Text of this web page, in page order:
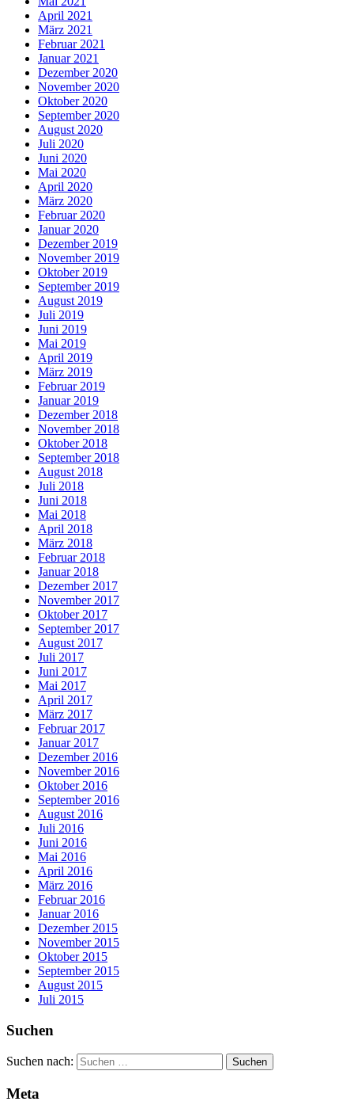
April 2021
März 2021
Februar 2021
Januar 2021
Dezember 2020
November 2020
Oktober 2020
September 2020
August 2020
Juli 2020
Juni 2020
Mai 2020
April 2020
März 2020
Februar 2020
Januar 2020
Dezember 2019
November 2019
Oktober 2019
September 2019
August 2019
Juli 2019
Juni 2019
Mai 2019
April 2019
März 2019
Februar 2019
Januar 2019
Dezember 2018
November 2018
Oktober 2018
September 2018
August 2018
Juli 2018
Juni 2018
Mai 2018
April 2018
März 2018
Februar 2018
Januar 2018
Dezember 2017
November 2017
Oktober 2017
September 2017
August 2017
Juli 2017
Juni 2017
Mai 2017
April 2017
März 2017
Februar 2017
Januar 2017
Dezember 2016
November 2016
Oktober 2016
September 2016
August 2016
Juli 2016
Juni 2016
Mai 2016
April 2016
März 2016
Februar 2016
Januar 2016
Dezember 2015
November 2015
Oktober 2015
September 2015
August 2015
Juli 2015
Suchen
Suchen nach:
Meta